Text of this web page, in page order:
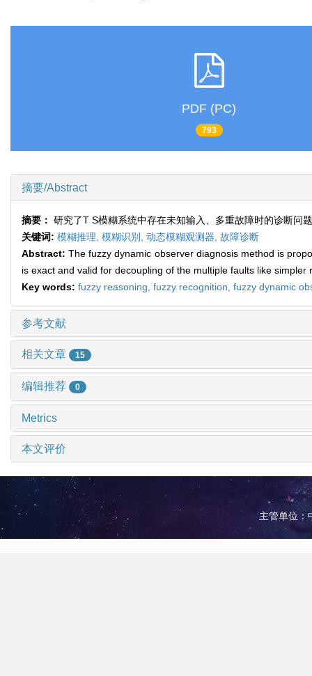
PDF (PC)
793
摘要/Abstract
摘要： 研究了T S模糊系统中存在未知输入、多重故障时的诊断问
关键词: 模糊推理, 模糊识别, 动态模糊观测器, 故障诊断
Abstract:The fuzzy dynamic observer diagnosis method is
is exact and valid for decoupling of the multiple faults like simpler
Key words: fuzzy reasoning, fuzzy recognition, fuzzy dynamic
参考文献
相关文章 15
编辑推荐 0
Metrics
本文评价
主管单位：